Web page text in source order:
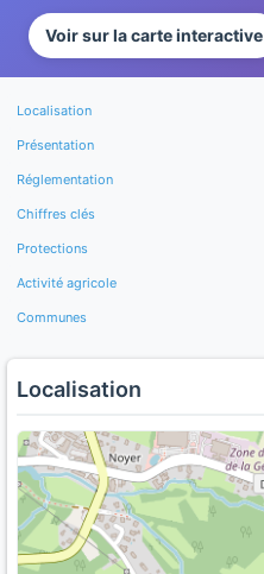
Voir sur la carte interactive
Localisation
Présentation
Réglementation
Chiffres clés
Protections
Activité agricole
Communes
Localisation